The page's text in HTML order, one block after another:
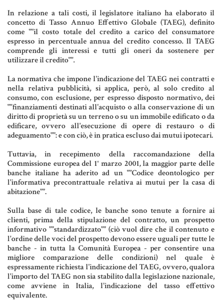
Aziende e società
AZIENDA & SOCIETÀ
CONTRATTO DI RETE
ENTI NO-PROFIT
LEASING
Materiale Giuridico
CODICE CIVILE
LE PAROLE DIFFICILI DEL NOTAIO
MATERIALE GIURIDICO NOTARILE
RISORSE GIURIDICHE
SISTEMA GIURIDICO ITALIANO
USUFRUTTO
In relazione a tali costi, il legislatore italiano ha elaborato il
concetto di Tasso Annuo Effettivo Globale (TAEG), definito
come ""il costo totale del credito a carico del consumatore
espresso in percentuale annua del credito concesso. Il TAEG
comprende gli interessi e tutti gli oneri da sostenere per
utilizzare il credito"".
La normativa che impone l'indicazione del TAEG nei contratti e
nella relativa pubblicità, si applica, però, al solo credito al
consumo, con esclusione, per espresso disposto normativo, dei
""finanziamenti destinati all'acquisto o alla conservazione di un
diritto di proprietà su un terreno o su un immobile edificato o da
edificare, ovvero all'esecuzione di opere di restauro o di
adeguamento"": e con ciò, è in pratica escluso dai mutui ipotecari.
Tuttavia, in recepimento della raccomandazione della
Commissione europea del 1° marzo 2001, la maggior parte delle
banche italiane ha aderito ad un ""Codice deontologico per
l'informativa precontrattuale relativa ai mutui per la casa di
abitazione"".
Sulla base di tale codice, le banche sono tenute a fornire ai
clienti, prima della stipulazione del contratto, un prospetto
informativo ""standardizzato"" (ciò vuol dire che il contenuto e
l'ordine delle voci del prospetto devono essere uguali per tutte le
banche - in tutta la Comunità Europea - per consentire una
migliore comparazione delle condizioni) nel quale è
espressamente richiesta l'indicazione del TAEG, ovvero, qualora
l'importo del TAEG non sia stabilito dalla legislazione nazionale,
come avviene in Italia, l'indicazione del tasso effettivo
equivalente.